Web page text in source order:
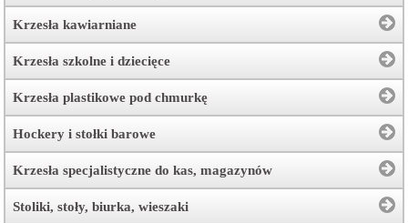
Krzesła kawiarniane
Krzesła szkolne i dziecięce
Krzesła plastikowe pod chmurkę
Hockery i stołki barowe
Krzesła specjalistyczne do kas, magazynów
Stoliki, stoły, biurka, wieszaki